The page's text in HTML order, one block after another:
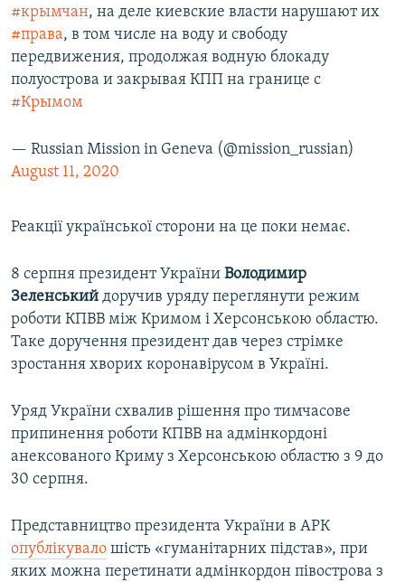
#крымчан, на деле киевские власти нарушают их
#права, в том числе на воду и свободу
передвижения, продолжая водную блокаду
полуострова и закрывая КПП на границе с
#Крымом
— Russian Mission in Geneva (@mission_russian)
August 11, 2020
Реакції української сторони на це поки немає.
8 серпня президент України Володимир
Зеленський доручив уряду переглянути режим
роботи КПВВ між Кримом і Херсонською областю.
Таке доручення президент дав через стрімке
зростання хворих коронавірусом в Україні.
Уряд України схвалив рішення про тимчасове
припинення роботи КПВВ на адмінкордоні
анексованого Криму з Херсонською областю з 9 до
30 серпня.
Представництво президента України в АРК
опублікувало шість «гуманітарних підстав», при
яких можна перетинати адмінкордон півострова з